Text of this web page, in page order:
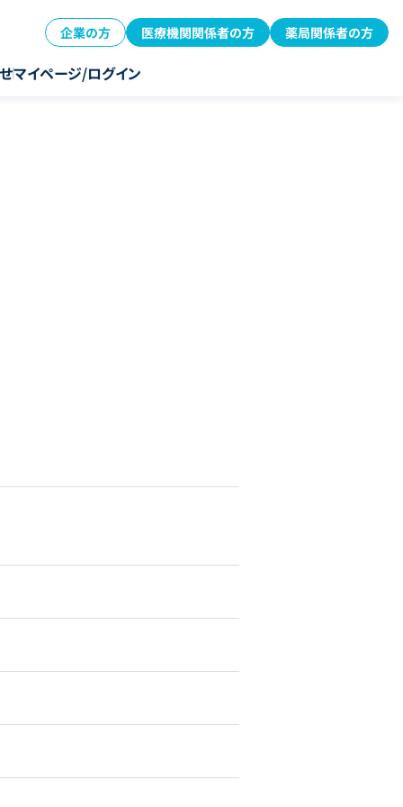
企業の方 医療機関関係者の方 薬局関係者の方
マイページ/ログイン